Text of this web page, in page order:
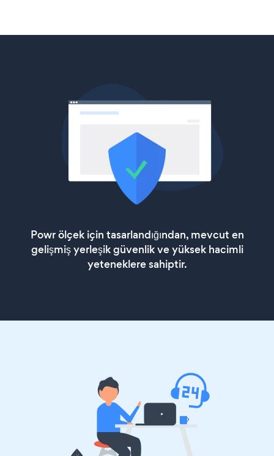
Powr ölçek için tasarlandığından, mevcut en
gelişmiş yerleşik güvenlik ve yüksek hacimli
yeteneklere sahiptir.